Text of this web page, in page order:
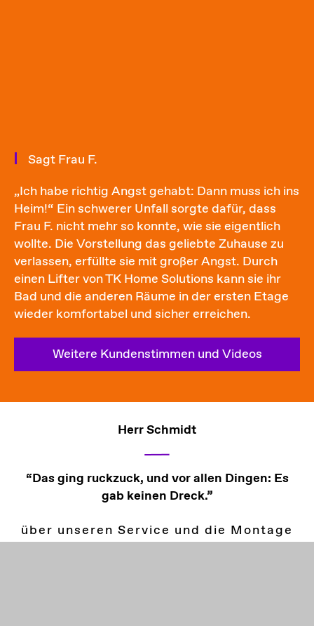
Sagt Frau F.
„Ich habe richtig Angst gehabt: Dann muss ich ins
Heim!“ Ein schwerer Unfall sorgte dafür, dass
Frau F. nicht mehr so konnte, wie sie eigentlich
wollte. Die Vorstellung das geliebte Zuhause zu
verlassen, erfüllte sie mit großer Angst. Durch
einen Lifter von TK Home Solutions kann sie ihr
Bad und die anderen Räume in der ersten Etage
wieder komfortabel und sicher erreichen.
Weitere Kundenstimmen und Videos
Herr Schmidt
“Das ging ruckzuck, und vor allen Dingen: Es
gab keinen Dreck.”
über unseren Service und die Montage
Frau Schmidt
“Es ist eine unglaubliche Erleichterung für
mich und meinen Mann.”
über unseren Service und die Montage